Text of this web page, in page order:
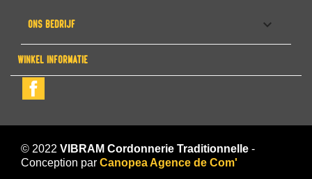
ONS BEDRIJF 
WINKEL INFORMATIE
© 2022 VIBRAM Cordonnerie Traditionnelle -
Conception par Canopea Agence de Com'